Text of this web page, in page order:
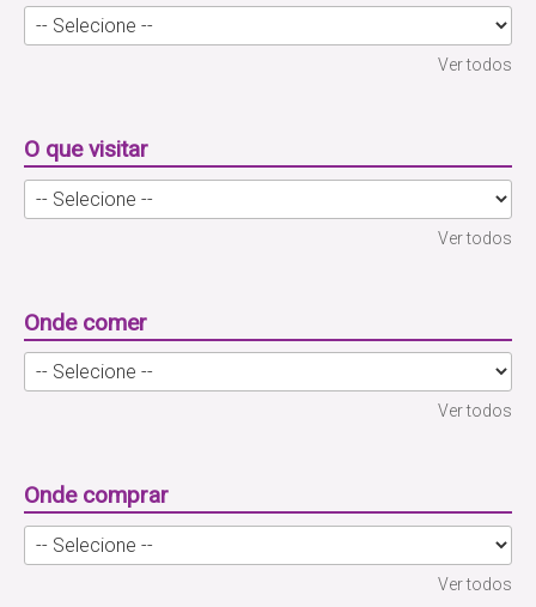
Ver todos
O que visitar
Ver todos
Onde comer
Ver todos
Onde comprar
Ver todos